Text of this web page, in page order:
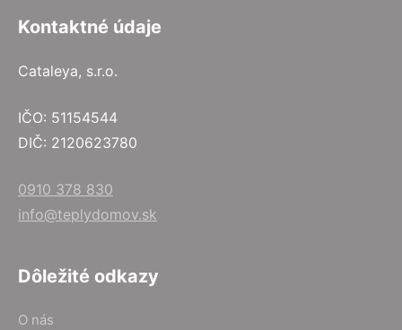
Kontaktné údaje
Cataleya, s.r.o.
IČO: 51154544
DIČ: 2120623780
0910 378 830
info@teplydomov.sk
Dôležité odkazy
O nás